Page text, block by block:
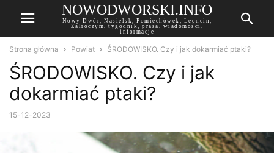
NOWODWORSKI.INFO
Nowy Dwór, Nasielsk, Pomiechówek, Leoncin,
Zalroczym, tygodnik, prasa, wiadomości,
informacje
Strona główna Powiat ŚRODOWISKO. Czy i jak dokarmiać ptaki?
ŚRODOWISKO. Czy i jak
dokarmiać ptaki?
15-12-2023